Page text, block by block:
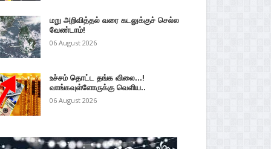
மறு அறிவித்தல் வரை கடலுக்குச் செல்ல
வேண்டாம்!
06 August 2026
உச்சம் தொட்ட தங்க விலை...!
வாங்கவுள்ளோருக்கு வெளிய..
06 August 2026